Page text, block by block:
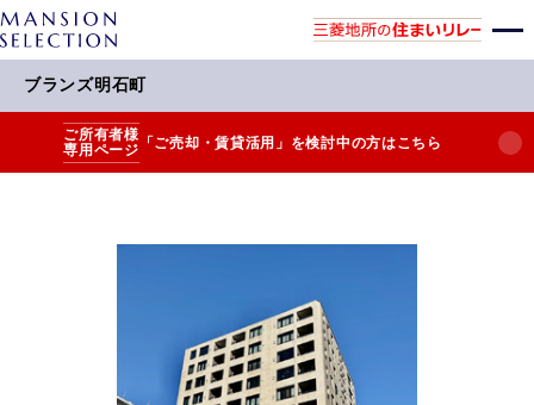
ブランズ明石町
ご所有者様
専用ページ 「ご売却・賃貸活用」を検討中の方はこちら